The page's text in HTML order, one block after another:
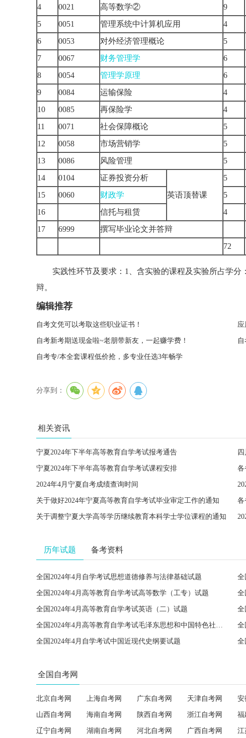
4
0021 高等数学②
9
5
0051 管理系统中计算机应用
4
6
0053 对外经济管理概论
5
7
0067 财务管理学
6
8
0054 管理学原理
6
9
0084 运输保险
4
10
0085 再保险学
4
11
0071 社会保障概论
5
12
0058 市场营销学
5
13
0086 风险管理
5
14
0104
证券投资分析
英语顶替课
5
15
0060 财政学
5
16
信托与租赁
4
17
6999
撰写毕业论文并答辩
72
实践性环节及要求：1、含实验的课程及实验所占学分
辩。
编辑推荐
自考文凭可以考取这些职业证书！
自考新考期送现金啦~老朋带新友，一起赚学费！
自考专/本全套课程低价抢，多专业任选3年畅学
分享到：
相关资讯
宁夏2024年下半年高等教育自学考试报考通告
宁夏2024年下半年高等教育自学考试课程安排 各
2024年4月宁夏自考成绩查询时间
关于做好2024年宁夏高等教育自学考试毕业审定工作的通知 各
关于调整宁夏大学高等学历继续教育本科学士学位课程的通知
历年试题 备考资料
全国2024年4月自学考试思想道德修养与法律基础试题
全国2024年4月高等教育自学考试高等数学（工专）试题 全
全国2024年4月高等教育自学考试英语（二）试题 全
全国2024年4月高等教育自学考试毛泽东思想和中国特色社会主义理论体系概论试题 全
全国2024年4月自学考试中国近现代史纲要试题 全
全国自考网
北京自考网 上海自考网 广东自考网 天津自考网 安
山西自考网 海南自考网 陕西自考网 浙江自考网 福
辽宁自考网 湖南自考网 河北自考网 广西自考网 江